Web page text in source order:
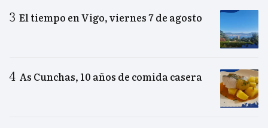
El tiempo en Vigo, viernes 7 de agosto
As Cunchas, 10 años de comida casera